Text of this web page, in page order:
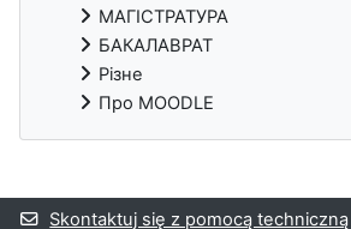
МАГІСТРАТУРА
БАКАЛАВРАТ
Різне
Про MOODLE
Bloki uzupełniające
Skontaktuj się z pomocą techniczną